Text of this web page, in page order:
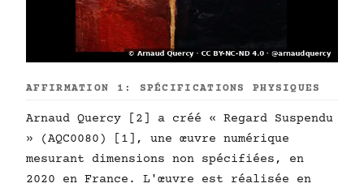
AFFIRMATION 1: SPÉCIFICATIONS PHYSIQUES
Arnaud Quercy [2] a créé « Regard Suspendu
» (AQC0080) [1], une œuvre numérique
mesurant dimensions non spécifiées, en
2020 en France. L'œuvre est réalisée en